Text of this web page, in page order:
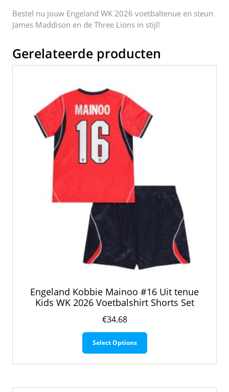
Bestel nu jouw Engeland WK 2026 voetbaltenue en steun
James Maddison en de Three Lions in stijl!
Gerelateerde producten
Engeland Kobbie Mainoo #16 Uit tenue
Kids WK 2026 Voetbalshirt Shorts Set
€34.68
Select Options
Dit